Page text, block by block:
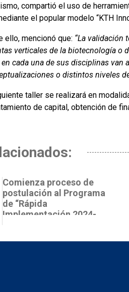
compartió el uso de
el popular modelo “KTH
ello, mencionó que: “La validación
verticales de la biotecnología o
cada una de sus disciplinas van
o distintos niveles
taller se realizará en
de capital, obtención de
Comienza proceso de
postulación al Programa
de “Rápida
Implementación 2024-